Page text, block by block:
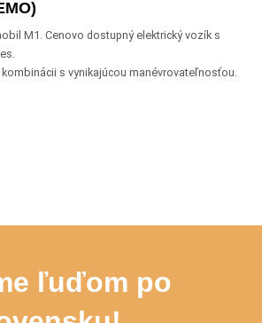
M1. Cenovo dostupný elektrický vozík s
s vynikajúcou manévrovateľnosťou.
ľuďom po